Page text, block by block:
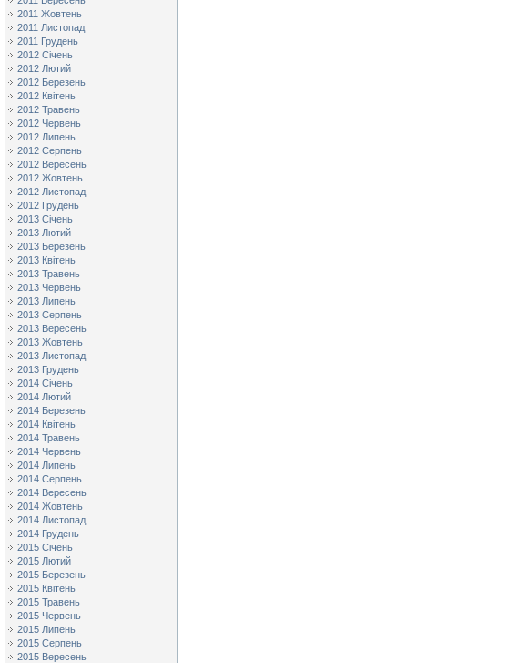
2011 Жовтень
2011 Листопад
2011 Грудень
2012 Січень
2012 Лютий
2012 Березень
2012 Квітень
2012 Травень
2012 Червень
2012 Липень
2012 Серпень
2012 Вересень
2012 Жовтень
2012 Листопад
2012 Грудень
2013 Січень
2013 Лютий
2013 Березень
2013 Квітень
2013 Травень
2013 Червень
2013 Липень
2013 Серпень
2013 Вересень
2013 Жовтень
2013 Листопад
2013 Грудень
2014 Січень
2014 Лютий
2014 Березень
2014 Квітень
2014 Травень
2014 Червень
2014 Липень
2014 Серпень
2014 Вересень
2014 Жовтень
2014 Листопад
2014 Грудень
2015 Січень
2015 Лютий
2015 Березень
2015 Квітень
2015 Травень
2015 Червень
2015 Липень
2015 Серпень
2015 Вересень